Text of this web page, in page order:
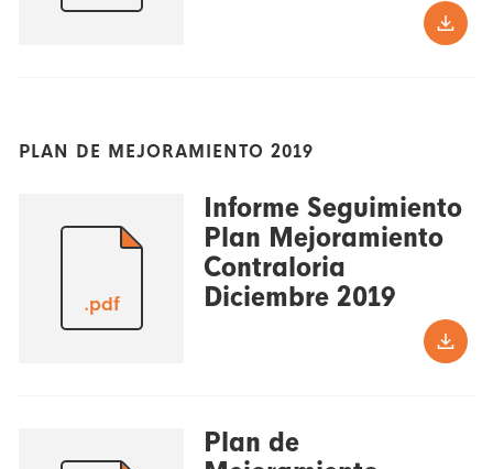
PLAN DE MEJORAMIENTO 2019
.pdf
Informe Seguimiento
Plan Mejoramiento
Contraloria
Diciembre 2019
Plan de